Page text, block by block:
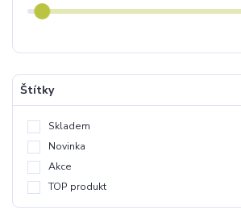
Štítky
Skladem
Novinka
Akce
TOP produkt